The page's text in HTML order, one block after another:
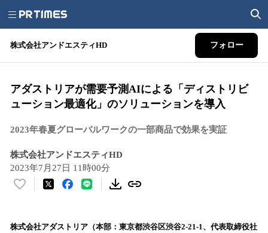
株式会社アンドエスティHD フォロー
アダストリアが需要予測AIによる「ディストリビ
ューション最適化」のソリューションを導入
2023年春夏グローバルワークの一部商品で効果を実証
株式会社アンドエスティHD
2023年7月27日 11時00分
い
！
株式会社アダストリア（本部：東京都渋谷区渋谷2-21-1、代表取締役社